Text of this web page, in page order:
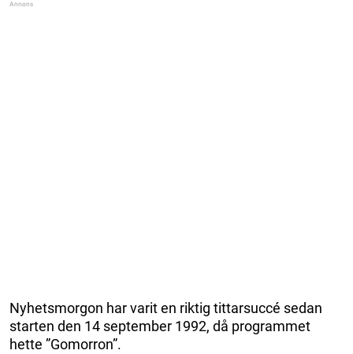
Nyhetsmorgon har varit en riktig tittarsuccé sedan
starten den 14 september 1992, då programmet
hette ”Gomorron”.